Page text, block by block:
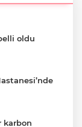
oldu
karbon